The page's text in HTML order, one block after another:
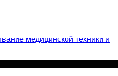
медицинской техники и